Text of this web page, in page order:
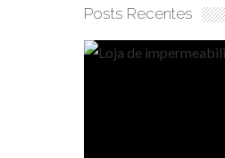
Posts Recentes